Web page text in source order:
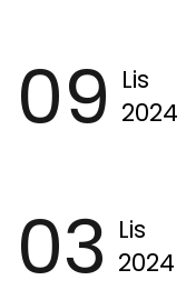
09 Lis
2024
03 Lis
2024